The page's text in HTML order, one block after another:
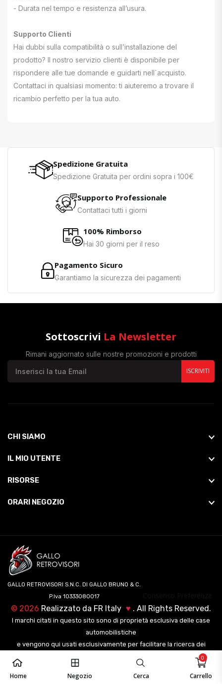
Home Negozio Cerca Carrello
0
- Durata nel tempo e resistenza all’usura.
Supporto Clienti
Hai dubbi sulla compatibilità o sull’installazione del
prodotto? Il nostro servizio clienti è disponibile per
rispondere alle tue domande e guidarti nell`acquisto.
Contattaci in qualsiasi momento: ti aiuteremo a trovare il
ricambio perfetto per la tua auto.
Spedizione Gratuita
Spedizione Gratuita per ordini sopra i 100€
Supporto Professionale
Contattaci tutti i giorni
100% Rimborso
Hai 30 giorni per il reso
Pagamento Sicuro
Garantiamo la sicurezza dei pagamenti
Sottoscrivi La Newsletter
Rimani aggiornato sulle nostre promozioni e prodotti
ISCRIVITI
CHI SIAMO
IL MIO UTENTE
RISORSE
ORARI NEGOZIO
GALLO RETROVISORI S.N.C. DI GALLO BRUNO & C.
P.Iva 10333080017
© 2026 Realizzato da FR Italy ♥ . All Rights Reserved.
I marchi citati in questo sito sono di proprietà esclusiva delle case
automobilistiche
e vengono qui usati esclusivamente per facilitare la ricerca dei